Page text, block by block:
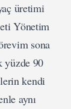
üretimi
Yönetim
sona
yüzde 90
kendi
aynı